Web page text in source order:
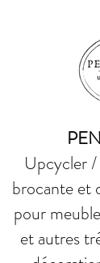
Upcycler
brocante et
pour
et autres